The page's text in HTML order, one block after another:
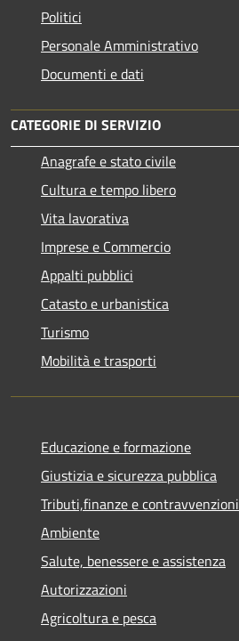
Politici
Personale Amministrativo
Documenti e dati
CATEGORIE DI SERVIZIO
Anagrafe e stato civile
Cultura e tempo libero
Vita lavorativa
Imprese e Commercio
Appalti pubblici
Catasto e urbanistica
Turismo
Mobilità e trasporti
Educazione e formazione
Giustizia e sicurezza pubblica
Tributi,finanze e contravvenzioni
Ambiente
Salute, benessere e assistenza
Autorizzazioni
Agricoltura e pesca